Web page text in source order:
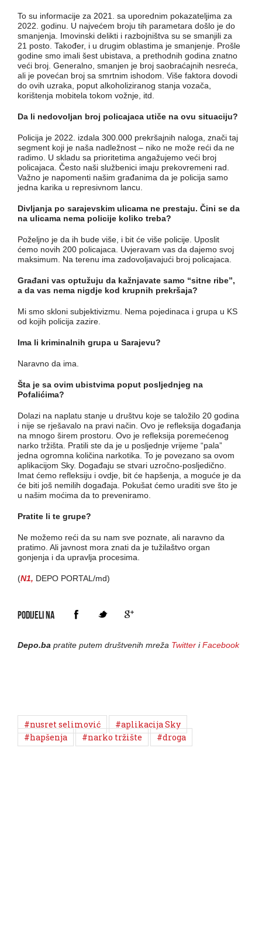
To su informacije za 2021. sa uporednim pokazateljima za
2022. godinu. U najvećem broju tih parametara došlo je do
smanjenja. Imovinski delikti i razbojništva su se smanjili za
21 posto. Također, i u drugim oblastima je smanjenje. Prošle
godine smo imali šest ubistava, a prethodnih godina znatno
veći broj. Generalno, smanjen je broj saobraćajnih nesreća,
ali je povećan broj sa smrtnim ishodom. Više faktora dovodi
do ovih uzraka, poput alkoholiziranog stanja vozača,
korištenja mobitela tokom vožnje, itd.
Da li nedovoljan broj policajaca utiče na ovu situaciju?
Policija je 2022. izdala 300.000 prekršajnih naloga, znači taj
segment koji je naša nadležnost – niko ne može reći da ne
radimo. U skladu sa prioritetima angažujemo veći broj
policajaca. Često naši službenici imaju prekovremeni rad.
Važno je napomenti našim građanima da je policija samo
jedna karika u represivnom lancu.
Divljanja po sarajevskim ulicama ne prestaju. Čini se da
na ulicama nema policije koliko treba?
Poželjno je da ih bude više, i bit će više policije. Uposlit
ćemo novih 200 policajaca. Uvjeravam vas da dajemo svoj
maksimum. Na terenu ima zadovoljavajući broj policajaca.
Građani vas optužuju da kažnjavate samo “sitne ribe”,
a da vas nema nigdje kod krupnih prekršaja?
Mi smo skloni subjektivizmu. Nema pojedinaca i grupa u KS
od kojih policija zazire.
Ima li kriminalnih grupa u Sarajevu?
Naravno da ima.
Šta je sa ovim ubistvima poput posljednjeg na
Pofalićima?
Dolazi na naplatu stanje u društvu koje se taložilo 20 godina
i nije se rješavalo na pravi način. Ovo je refleksija događanja
na mnogo širem prostoru. Ovo je refleksija poremećenog
narko tržišta. Pratili ste da je u posljednje vrijeme “pala”
jedna ogromna količina narkotika. To je povezano sa ovom
aplikacijom Sky. Događaju se stvari uzročno-posljedično.
Imat ćemo refleksiju i ovdje, bit će hapšenja, a moguće je da
će biti još nemilih događaja. Pokušat ćemo uraditi sve što je
u našim moćima da to preveniramo.
Pratite li te grupe?
Ne možemo reći da su nam sve poznate, ali naravno da
pratimo. Ali javnost mora znati da je tužilaštvo organ
gonjenja i da upravlja procesima.
(N1, DEPO PORTAL/md)
PODIJELI NA
Depo.ba pratite putem društvenih mreža Twitter iFacebook
#nusret selimović
#aplikacija Sky
#hapšenja
#narko tržište #droga